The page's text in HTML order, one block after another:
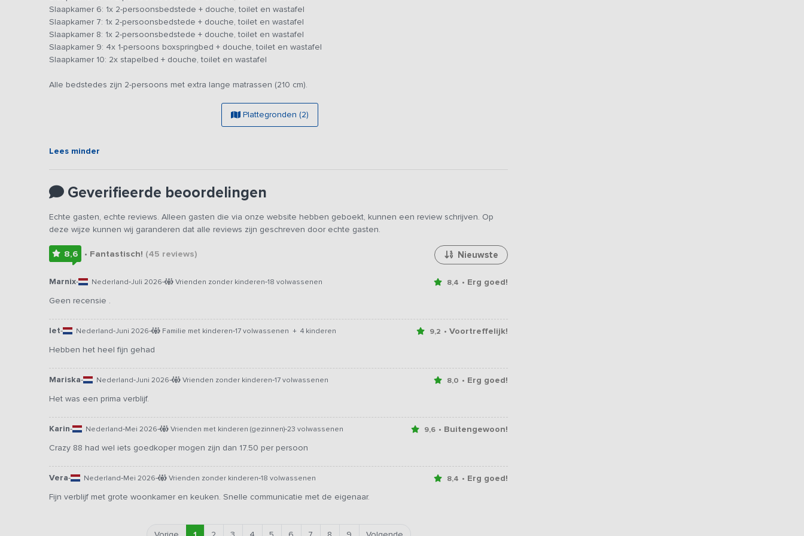
zeker tot rust komt zijn alle matrassen van goede kwaliteit en bovendien extra lang (210 cm).
Het mooie buitenleven kun je het best beleven vanuit de sauna en hottub die bij deze accommodatie aanwezig zijn. In
de zomermaanden kan de hottub met koud/lauw water gevuld worden en in de wintermaanden zie je aan de
dampende lucht wanneer je kunt gaan relaxen.
Slaapkamer 6: 1x 2-persoonsbedstede + douche, toilet en wastafel
Slaapkamer 7: 1x 2-persoonsbedstede + douche, toilet en wastafel
Slaapkamer 8: 1x 2-persoonsbedstede + douche, toilet en wastafel
Slaapkamer 9: 4x 1-persoons boxspringbed + douche, toilet en wastafel
Slaapkamer 10: 2x stapelbed + douche, toilet en wastafel
Alle bedstedes zijn 2-persoons met extra lange matrassen (210 cm).
Plattegronden (2)
Lees minder
Geverifieerde beoordelingen
Echte gasten, echte reviews. Alleen gasten die via onze website hebben geboekt, kunnen een review schrijven. Op
deze wijze kunnen wij garanderen dat alle reviews zijn geschreven door echte gasten.
8,6 • Fantastisch! (45 reviews) Nieuwste
Marnix- Nederland-Juli 2026- Vrienden zonder kinderen-18 volwassenen 8,4 • Erg goed!
Geen recensie .
Iet- Nederland-Juni 2026- Familie met kinderen-17 volwassenen + 4 kinderen 9,2 • Voortreffelijk!
Hebben het heel fijn gehad
Mariska- Nederland-Juni 2026- Vrienden zonder kinderen-17 volwassenen 8,0 • Erg goed!
Het was een prima verblijf.
Karin- Nederland-Mei 2026- Vrienden met kinderen (gezinnen)-23 volwassenen 9,6 • Buitengewoon!
Crazy 88 had wel iets goedkoper mogen zijn dan 17.50 per persoon
Vera- Nederland-Mei 2026- Vrienden zonder kinderen-18 volwassenen 8,4 • Erg goed!
Fijn verblijf met grote woonkamer en keuken. Snelle communicatie met de eigenaar.